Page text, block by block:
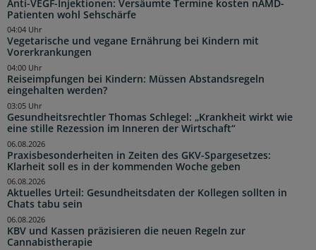
Anti-VEGF-Injektionen: Versäumte Termine kosten nAMD-
Patienten wohl Sehschärfe
Vegetarische und vegane Ernährung bei Kindern mit
Vorerkrankungen
04:04 Uhr
Reiseimpfungen bei Kindern: Müssen Abstandsregeln
eingehalten werden?
04:00 Uhr
Gesundheitsrechtler Thomas Schlegel: „Krankheit wirkt wie
eine stille Rezession im Inneren der Wirtschaft“
03:05 Uhr
Praxisbesonderheiten in Zeiten des GKV-Spargesetzes:
Klarheit soll es in der kommenden Woche geben
06.08.2026
Aktuelles Urteil: Gesundheitsdaten der Kollegen sollten in
Chats tabu sein
06.08.2026
KBV und Kassen präzisieren die neuen Regeln zur
Cannabistherapie
06.08.2026